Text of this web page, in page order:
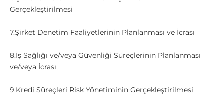
Gerçekleştirilmesi
7.Şirket Denetim Faaliyetlerinin Planlanması ve İcrası
8.İş Sağlığı ve/veya Güvenliği Süreçlerinin Planlanması
ve/veya İcrası
9.Kredi Süreçleri Risk Yönetiminin Gerçekleştirilmesi